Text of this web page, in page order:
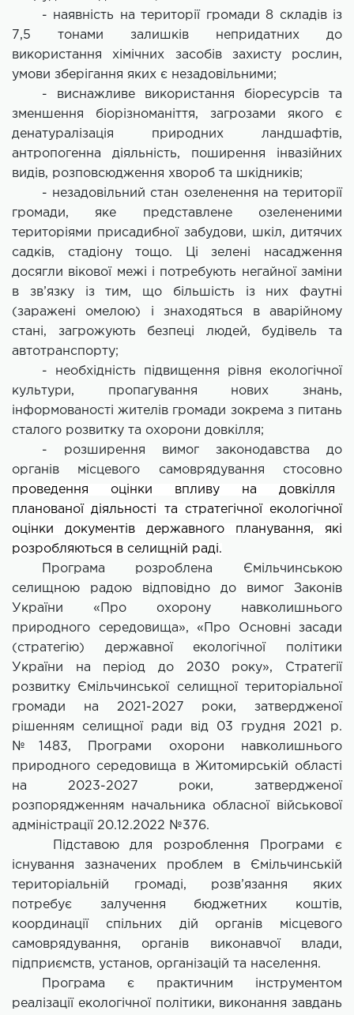
- наявність на території громади 8 складів із
7,5 тонами залишків непридатних до
використання хімічних засобів захисту рослин,
умови зберігання яких є незадовільними;
- виснажливе використання біоресурсів та
зменшення біорізноманіття, загрозами якого є
денатуралізація природних ландшафтів,
антропогенна діяльність, поширення інвазійних
видів, розповсюдження хвороб та шкідників;
- незадовільний стан озеленення на території
громади, яке представлене озелененими
територіями присадибної забудови, шкіл, дитячих
садків, стадіону тощо. Ці зелені насадження
досягли вікової межі і потребують негайної заміни
в зв’язку із тим, що більшість із них фаутні
(заражені омелою) і знаходяться в аварійному
стані, загрожують безпеці людей, будівель та
автотранспорту;
- необхідність підвищення рівня екологічної
культури, пропагування нових знань,
інформованості жителів громади зокрема з питань
сталого розвитку та охорони довкілля;
- розширення вимог законодавства до
органів місцевого самоврядування стосовно
проведення оцінки впливу на довкілля
планованої діяльності та стратегічної екологічної
оцінки документів державного планування, які
розробляються в селищній раді.
Програма розроблена Ємільчинською
селищною радою відповідно до вимог Законів
України «Про охорону навколишнього
природного середовища», «Про Основні засади
(стратегію) державної екологічної політики
України на період до 2030 року», Стратегії
розвитку Ємільчинської селищної територіальної
громади на 2021-2027 роки, затвердженої
рішенням селищної ради від 03 грудня 2021 р.
№1483, Програми охорони навколишнього
природного середовища в Житомирській області
на 2023-2027 роки, затвердженої
розпорядженням начальника обласної військової
адміністрації 20.12.2022 №376.
Підставою для розроблення Програми є
існування зазначених проблем в Ємільчинській
територіальній громаді, розв’язання яких
потребує залучення бюджетних коштів,
координації спільних дій органів місцевого
самоврядування, органів виконавчої влади,
підприємств, установ, організацій та населення.
Програма є практичним інструментом
реалізації екологічної політики, виконання завдань